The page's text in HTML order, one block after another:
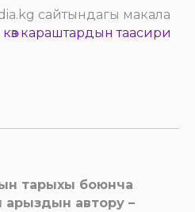
сайтындагы макала
караштардын таасири
тарыхы боюнча
арыздын автору –